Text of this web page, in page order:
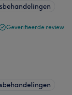
Geverifieerde review